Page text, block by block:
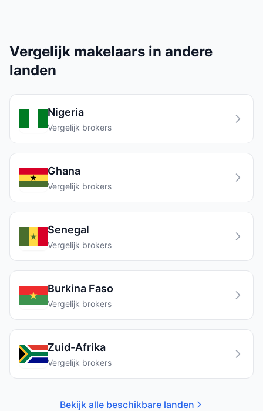
Vergelijk makelaars in andere
landen
Nigeria
Vergelijk brokers
Ghana
Vergelijk brokers
Senegal
Vergelijk brokers
Burkina Faso
Vergelijk brokers
Zuid-Afrika
Vergelijk brokers
Bekijk alle beschikbare landen